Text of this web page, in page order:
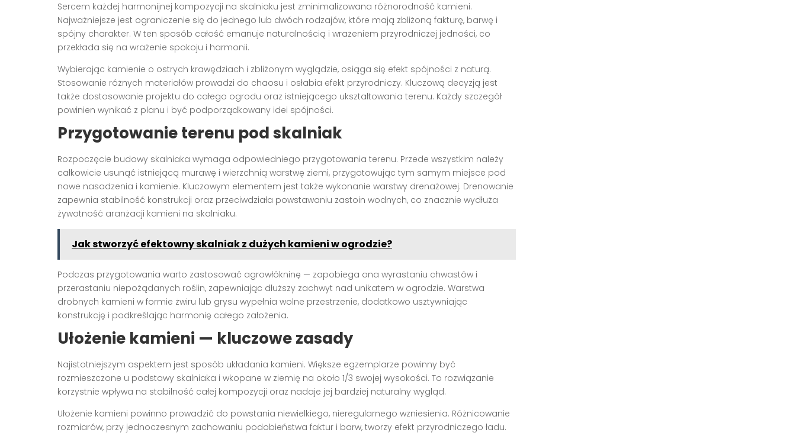
Sercem każdej harmonijnej kompozycji na skalniaku jest zminimalizowana różnorodność kamieni.
Najważniejsze jest ograniczenie się do jednego lub dwóch rodzajów, które mają zbliżoną fakturę, barwę i
spójny charakter. W ten sposób całość emanuje naturalnością i wrażeniem przyrodniczej jedności, co
przekłada się na wrażenie spokoju i harmonii.
Wybierając kamienie o ostrych krawędziach i zbliżonym wyglądzie, osiąga się efekt spójności z naturą.
Stosowanie różnych materiałów prowadzi do chaosu i osłabia efekt przyrodniczy. Kluczową decyzją jest
także dostosowanie projektu do całego ogrodu oraz istniejącego ukształtowania terenu. Każdy szczegół
powinien wynikać z planu i być podporządkowany idei spójności.
Przygotowanie terenu pod skalniak
Rozpoczęcie budowy skalniaka wymaga odpowiedniego przygotowania terenu. Przede wszystkim należy
całkowicie usunąć istniejącą murawę i wierzchnią warstwę ziemi, przygotowując tym samym miejsce pod
nowe nasadzenia i kamienie. Kluczowym elementem jest także wykonanie warstwy drenażowej. Drenowanie
zapewnia stabilność konstrukcji oraz przeciwdziała powstawaniu zastoin wodnych, co znacznie wydłuża
żywotność aranżacji kamieni na skalniaku.
Jak stworzyć efektowny skalniak z dużych kamieni w ogrodzie?
Podczas przygotowania warto zastosować agrowłókninę — zapobiega ona wyrastaniu chwastów i
przerastaniu niepożądanych roślin, zapewniając dłuższy zachwyt nad unikatem w ogrodzie. Warstwa
drobnych kamieni w formie żwiru lub grysu wypełnia wolne przestrzenie, dodatkowo usztywniając
konstrukcję i podkreślając harmonię całego założenia.
Ułożenie kamieni — kluczowe zasady
Najistotniejszym aspektem jest sposób układania kamieni. Większe egzemplarze powinny być
rozmieszczone u podstawy skalniaka i wkopane w ziemię na około 1/3 swojej wysokości. To rozwiązanie
korzystnie wpływa na stabilność całej kompozycji oraz nadaje jej bardziej naturalny wygląd.
Ułożenie kamieni powinno prowadzić do powstania niewielkiego, nieregularnego wzniesienia. Różnicowanie
rozmiarów, przy jednoczesnym zachowaniu podobieństwa faktur i barw, tworzy efekt przyrodniczego ładu.